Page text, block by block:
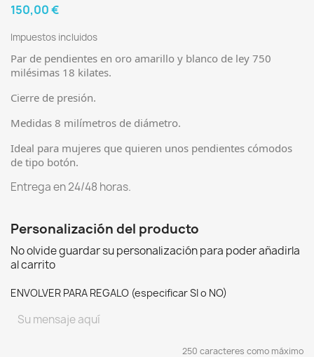
150,00 €
Impuestos incluidos
Par de pendientes en oro amarillo y blanco de ley 750
milésimas 18 kilates.
Cierre de presión.
Medidas 8 milímetros de diámetro.
Ideal para mujeres que quieren unos pendientes cómodos
de tipo botón.
Entrega en 24/48 horas.
Personalización del producto
No olvide guardar su personalización para poder añadirla
al carrito
ENVOLVER PARA REGALO (especificar SI o NO)
250 caracteres como máximo